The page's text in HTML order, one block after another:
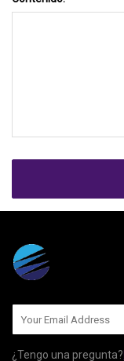
¿Tengo una pregunta?